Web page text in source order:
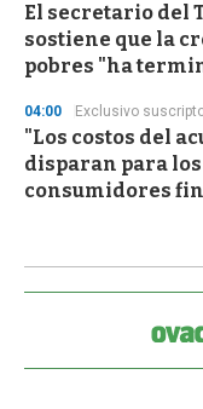
El secretario del
sostiene que la
pobres "ha
04:00 Exclusivo
"Los costos del
disparan para
consumidores